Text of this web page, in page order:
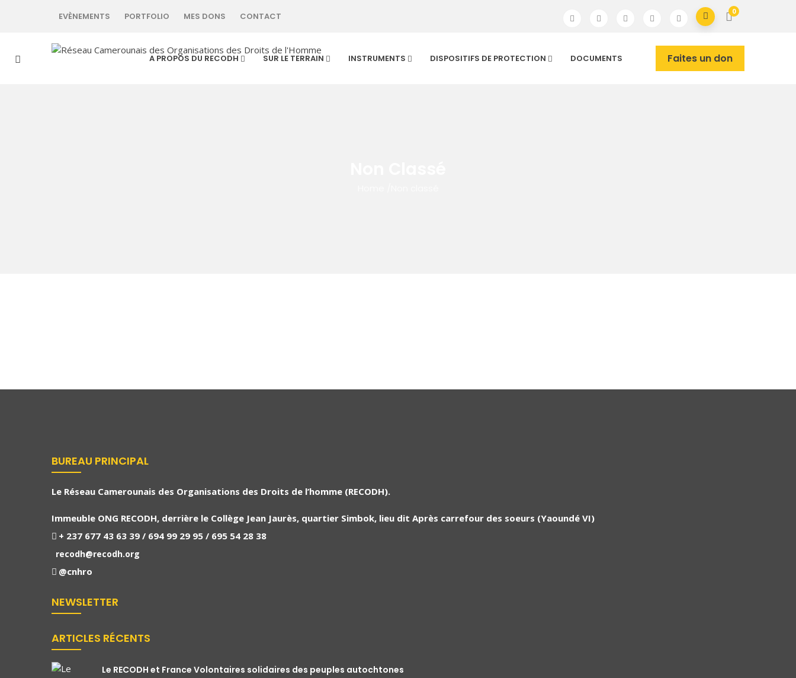
EVÈNEMENTS PORTFOLIO MES DONS CONTACT 0
A PROPOS DU RECODH SUR LE TERRAIN INSTRUMENTS DISPOSITIFS DE PROTECTION DOCUMENTS Faites un don
BUREAU PRINCIPAL
Le Réseau Camerounais des Organisations des Droits de l’homme (RECODH).
Immeuble ONG RECODH, derrière le Collège Jean Jaurès, quartier Simbok, lieu dit Après carrefour des soeurs (Yaoundé VI)
+ 237 677 43 63 39 / 694 99 29 95 / 695 54 28 38
recodh@recodh.org
@cnhro
NEWSLETTER
ARTICLES RÉCENTS
Le RECODH et France Volontaires solidaires des peuples autochtones